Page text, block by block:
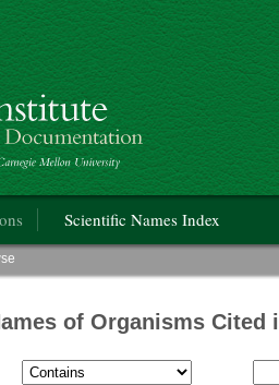
Scientific Names Index
of Organisms Cited